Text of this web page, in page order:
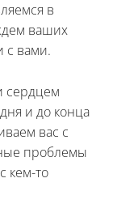
в
ваших
с вами.
сердцем
и до конца
вас с
проблемы
кем-то